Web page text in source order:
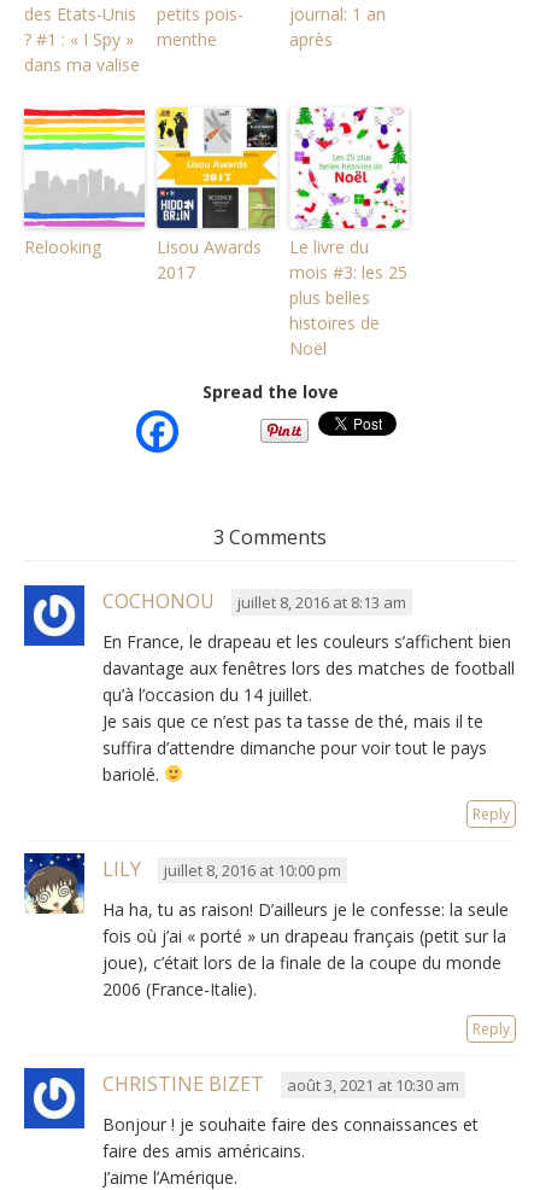
des Etats-Unis
? #1 : « I Spy »
dans ma valise
petits pois-
menthe
journal: 1 an
après
Relooking
Lisou Awards
2017
Le livre du
mois #3: les 25
plus belles
histoires de
Noël
Spread the love
3 Comments
COCHONOU juillet 8, 2016 at 8:13 am
En France, le drapeau et les couleurs s’affichent bien
davantage aux fenêtres lors des matches de football
qu’à l’occasion du 14 juillet.
Je sais que ce n’est pas ta tasse de thé, mais il te
suffira d’attendre dimanche pour voir tout le pays
bariolé.
Reply
LILY juillet 8, 2016 at 10:00 pm
Ha ha, tu as raison! D’ailleurs je le confesse: la seule
fois où j’ai « porté » un drapeau français (petit sur la
joue), c’était lors de la finale de la coupe du monde
2006 (France-Italie).
Reply
CHRISTINE BIZET août 3, 2021 at 10:30 am
Bonjour ! je souhaite faire des connaissances et
faire des amis américains.
J’aime l’Amérique.